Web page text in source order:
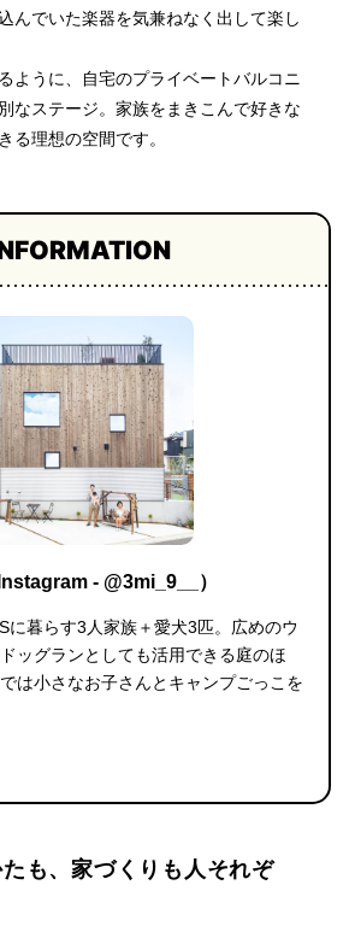
んでいた楽器を気兼ねなく出して楽し
ように、自宅のプライベートバルコニ
なステージ。 家族をまきこんで好きな
る理想の空間です。
- @3mi_9__）
に暮らす3人家族＋愛犬3匹。広めのウ
ッグランとしても活用できる庭のほ
は小さなお子さんとキャンプごっこを
も、家づくりも人それぞ